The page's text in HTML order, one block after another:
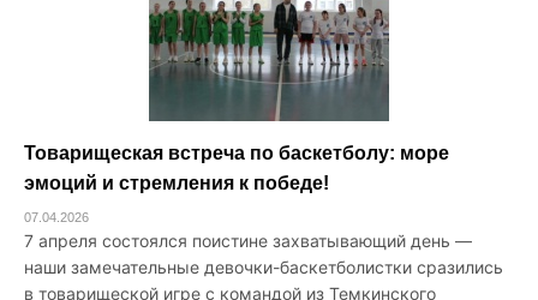
Товарищеская встреча по баскетболу: море
эмоций и стремления к победе!
07.04.2026
7 апреля состоялся поистине захватывающий день —
наши замечательные девочки-баскетболистки сразились
в товарищеской игре с командой из Темкинского